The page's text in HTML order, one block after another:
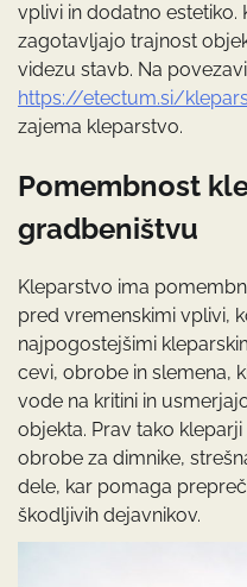
vplivi in dodatno estetiko.
zagotavljajo trajnost
videzu stavb. Na povezavi
https://etectum.si/
zajema kleparstvo.
Pomembnost
gradbeništvu
Kleparstvo ima
pred vremenskimi vplivi,
najpogostejšimi
cevi, obrobe in slemena,
vode na kritini in
objekta. Prav tako
obrobe za dimnike,
dele, kar pomaga
škodljivih dejavnikov.